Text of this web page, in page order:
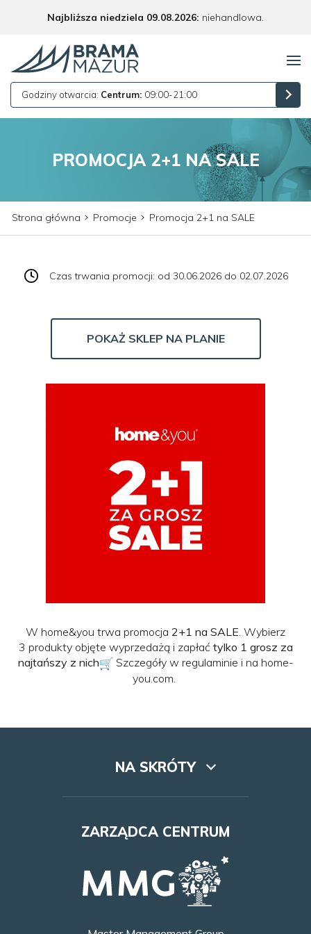
Najbliższa niedziela 09.08.2026: niehandlowa.
Godziny otwarcia: Centrum: 09:00-21:00
PROMOCJA 2+1 NA SALE
Strona główna Promocje Promocja 2+1 na SALE
Czas trwania promocji: od 30.06.2026 do 02.07.2026
POKAŻ SKLEP NA PLANIE
W home&you trwa promocja 2+1 na SALE. Wybierz
3 produkty objęte wyprzedażą i zapłać tylko 1 grosz za
najtańszy z nich
Szczegóły w regulaminie i na home-
you.com.
NA SKRÓTY
Lookbook
Najem
Godziny otwarcia
ZARZĄDCA CENTRUM